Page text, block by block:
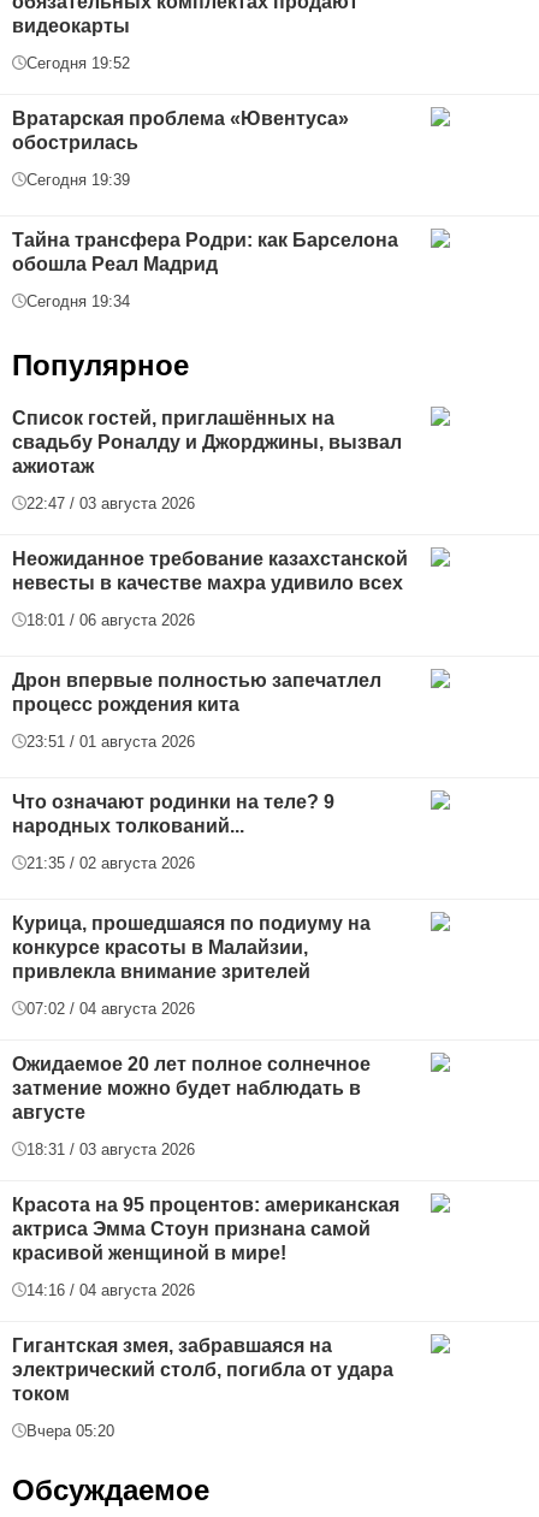
видеокарты
Сегодня 19:52
Вратарская проблема «Ювентуса»
обострилась
Сегодня 19:39
Тайна трансфера Родри: как Барселона
обошла Реал Мадрид
Сегодня 19:34
Популярное
Список гостей, приглашённых на
свадьбу Роналду и Джорджины, вызвал
ажиотаж
22:47 / 03 августа 2026
Неожиданное требование казахстанской
невесты в качестве махра удивило всех
18:01 / 06 августа 2026
Дрон впервые полностью запечатлел
процесс рождения кита
23:51 / 01 августа 2026
Что означают родинки на теле? 9
народных толкований...
21:35 / 02 августа 2026
Курица, прошедшаяся по подиуму на
конкурсе красоты в Малайзии,
привлекла внимание зрителей
07:02 / 04 августа 2026
Ожидаемое 20 лет полное солнечное
затмение можно будет наблюдать в
августе
18:31 / 03 августа 2026
Красота на 95 процентов: американская
актриса Эмма Стоун признана самой
красивой женщиной в мире!
14:16 / 04 августа 2026
Гигантская змея, забравшаяся на
электрический столб, погибла от удара
током
Вчера 05:20
Обсуждаемое